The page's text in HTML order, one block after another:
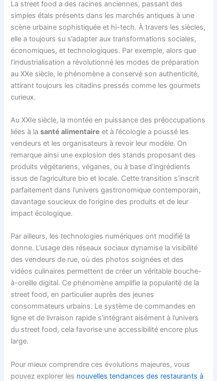
La street food a des racines anciennes, passant des
simples étals présents dans les marchés antiques à une
scène urbaine sophistiquée et hi-tech. À travers les siècles,
elle a toujours su s’adapter aux transformations sociales,
économiques, et technologiques. Par exemple, alors que
l’industrialisation a révolutionné les modes de préparation
au XXe siècle, le phénomène a conservé son authenticité,
attirant toujours les citadins pressés comme les gourmets
curieux.
Au XXIe siècle, la montée en puissance des préoccupations
liées à lasanté alimentaire et à l’écologie a poussé les
vendeurs et les organisateurs à revoir leur modèle. On
remarque ainsi une explosion des stands proposant des
produits végétariens, véganes, ou à base d’ingrédients
issus de l’agriculture bio et locale. Cette transition s’inscrit
parfaitement dans l’univers gastronomique contemporain,
davantage soucieux de l’origine des produits et de leur
impact écologique.
Par ailleurs, les technologies numériques ont modifié la
donne. L’usage des réseaux sociaux dynamise la visibilité
des vendeurs de rue, où des photos soignées et des
vidéos culinaires permettent de créer un véritable bouche-
à-oreille digital. Ce phénomène amplifie la popularité de la
street food, en particulier auprès des jeunes
consommateurs urbains. Le système de commandes en
ligne et de livraison rapide s’intégrant aisément à l’univers
du street food, cela favorise une accessibilité encore plus
large.
Pour mieux comprendre ces évolutions majeures, vous
pouvez explorer les nouvelles tendances des restaurants à